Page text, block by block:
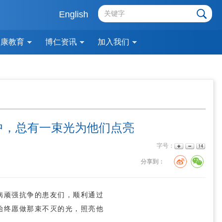
English
教育 博仁资讯 加入我们
总有一束光为他们点亮
分享到：
字号：
强抗争的患友们，顺利通过
愿做那束不灭的光，照亮他